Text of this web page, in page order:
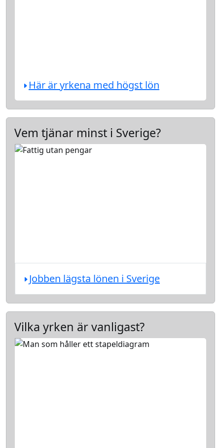
Här är yrkena med högst lön
Vem tjänar minst i Sverige?
Jobben lägsta lönen i Sverige
Vilka yrken är vanligast?